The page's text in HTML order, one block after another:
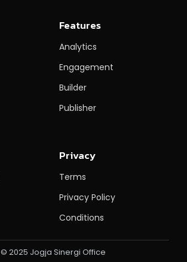
Features
Analytics
Engagement
Builder
Publisher
Privacy
Terms
Privacy Policy
Conditions
© 2025 Jogja Sinergi Office